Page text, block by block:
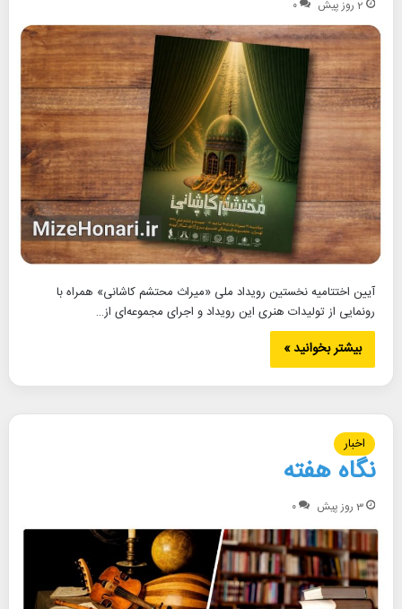
2 روز پیش ۰
آیین اختتامیه نخستین رویداد ملی «میراث محتشم کاشانی» همراه با
رونمایی از تولیدات هنری این رویداد و اجرای مجموعه‌ای از…
بیشتر بخوانید »
اخبار
نگاه هفته
3 روز پیش ۰